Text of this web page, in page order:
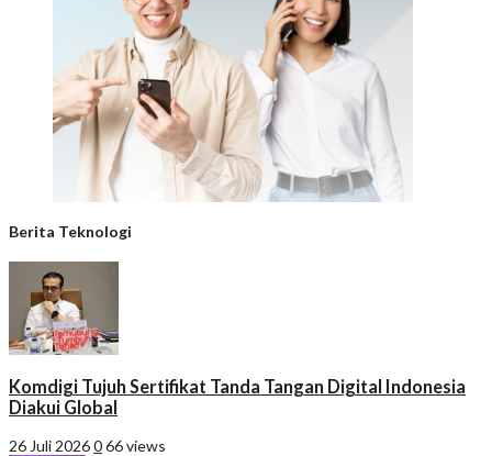
Berita Teknologi
Komdigi Tujuh Sertifikat Tanda Tangan Digital Indonesia
Diakui Global
26 Juli 2026066 views